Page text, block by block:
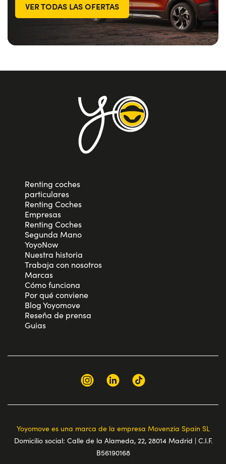
VER TODAS LAS OFERTAS
Renting coches
particulares
Renting Coches
Empresas
Renting Coches
Segunda Mano
YoyoNow
Nuestra historia
Trabaja con nosotros
Marcas
Cómo funciona
Por qué conviene
Blog Yoyomove
Reseña de prensa
Guias
Yoyomove es una marca de la empresa Movenzia Spain SL
Domicilio social: Calle de la Alameda, 22, 28014 Madrid | C.I.F.
B56190168